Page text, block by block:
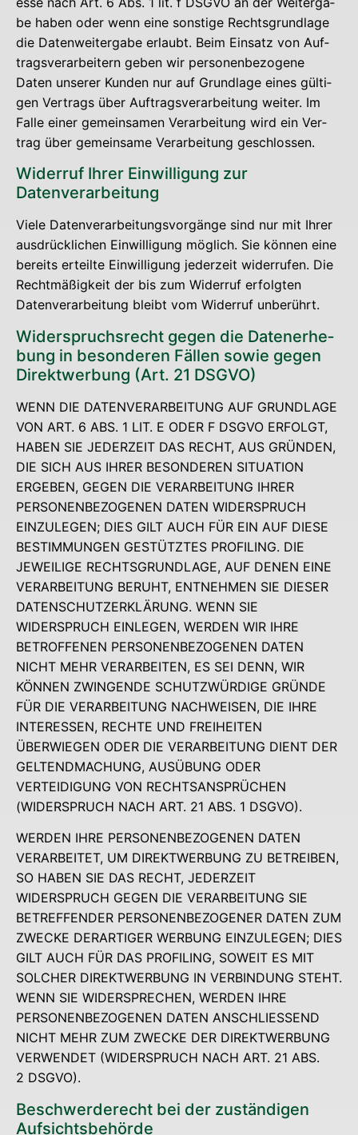
be haben oder wenn eine sons­ti­ge Rechts­grund­la­ge
die Daten­wei­ter­ga­be erlaubt. Beim Ein­satz von Auf­
trags­ver­ar­bei­tern geben wir per­so­nen­be­zo­ge­ne
Daten unse­rer Kun­den nur auf Grund­la­ge eines gül­ti­
gen Ver­trags über Auf­trags­ver­ar­bei­tung wei­ter. Im
Fal­le einer gemein­sa­men Ver­ar­bei­tung wird ein Ver­
trag über gemein­sa­me Ver­ar­bei­tung geschlossen.
Wider­ruf Ihrer Ein­wil­li­gung zur
Datenverarbeitung
Vie­le Daten­ver­ar­bei­tungs­vor­gän­ge sind nur mit Ihrer
aus­drück­li­chen Ein­wil­li­gung mög­lich. Sie kön­nen eine
bereits erteil­te Ein­wil­li­gung jeder­zeit wider­ru­fen. Die
Recht­mä­ßig­keit der bis zum Wider­ruf erfolg­ten
Daten­ver­ar­bei­tung bleibt vom Wider­ruf unberührt.
Wider­spruchs­recht gegen die Daten­er­he­
bung in beson­de­ren Fäl­len sowie gegen
Direkt­wer­bung (Art. 21 DSGVO)
WENN DIE DATENVERARBEITUNG AUF GRUNDLAGE
VON ART. 6 ABS. 1 LIT. E ODER F DSGVO ERFOLGT,
HABEN SIE JEDERZEIT DAS RECHT, AUS GRÜNDEN,
DIE SICH AUS IHRER BESONDEREN SITUATION
ERGEBEN, GEGEN DIE VERARBEITUNG IHRER
PERSONENBEZOGENEN DATEN WIDERSPRUCH
EINZULEGEN; DIES GILT AUCH FÜR EIN AUF DIESE
BESTIMMUNGEN GESTÜTZTES PROFILING. DIE
JEWEILIGE RECHTSGRUNDLAGE, AUF DENEN EINE
VERARBEITUNG BERUHT, ENTNEHMEN SIE DIESER
DATENSCHUTZERKLÄRUNG. WENN SIE
WIDERSPRUCH EINLEGEN, WERDEN WIR IHRE
BETROFFENEN PERSONENBEZOGENEN DATEN
NICHT MEHR VERARBEITEN, ES SEI DENN, WIR
KÖNNEN ZWINGENDE SCHUTZWÜRDIGE GRÜNDE
FÜR DIE VERARBEITUNG NACHWEISEN, DIE IHRE
INTERESSEN, RECHTE UND FREIHEITEN
ÜBERWIEGEN ODER DIE VERARBEITUNG DIENT DER
GELTENDMACHUNG, AUSÜBUNG ODER
VERTEIDIGUNG VON RECHTSANSPRÜCHEN
(WIDERSPRUCH NACH ART. 21 ABS. 1 DSGVO).
WERDEN IHRE PERSONENBEZOGENEN DATEN
VERARBEITET, UM DIREKTWERBUNG ZU BETREIBEN,
SO HABEN SIE DAS RECHT, JEDERZEIT
WIDERSPRUCH GEGEN DIE VERARBEITUNG SIE
BETREFFENDER PERSONENBEZOGENER DATEN ZUM
ZWECKE DERARTIGER WERBUNG EINZULEGEN; DIES
GILT AUCH FÜR DAS PROFILING, SOWEIT ES MIT
SOLCHER DIREKTWERBUNG IN VERBINDUNG STEHT.
WENN SIE WIDERSPRECHEN, WERDEN IHRE
PERSONENBEZOGENEN DATEN ANSCHLIESSEND
NICHT MEHR ZUM ZWECKE DER DIREKTWERBUNG
VERWENDET (WIDERSPRUCH NACH ART. 21 ABS.
2 DSGVO).
Beschwerde­recht bei der zustän­di­gen
Aufsichtsbehörde